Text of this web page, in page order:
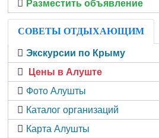
Разместить объявление
СОВЕТЫ ОТДЫХАЮЩИМ
Экскурсии по Крыму
Цены в Алуште
Фото Алушты
Каталог организаций
Карта Алушты